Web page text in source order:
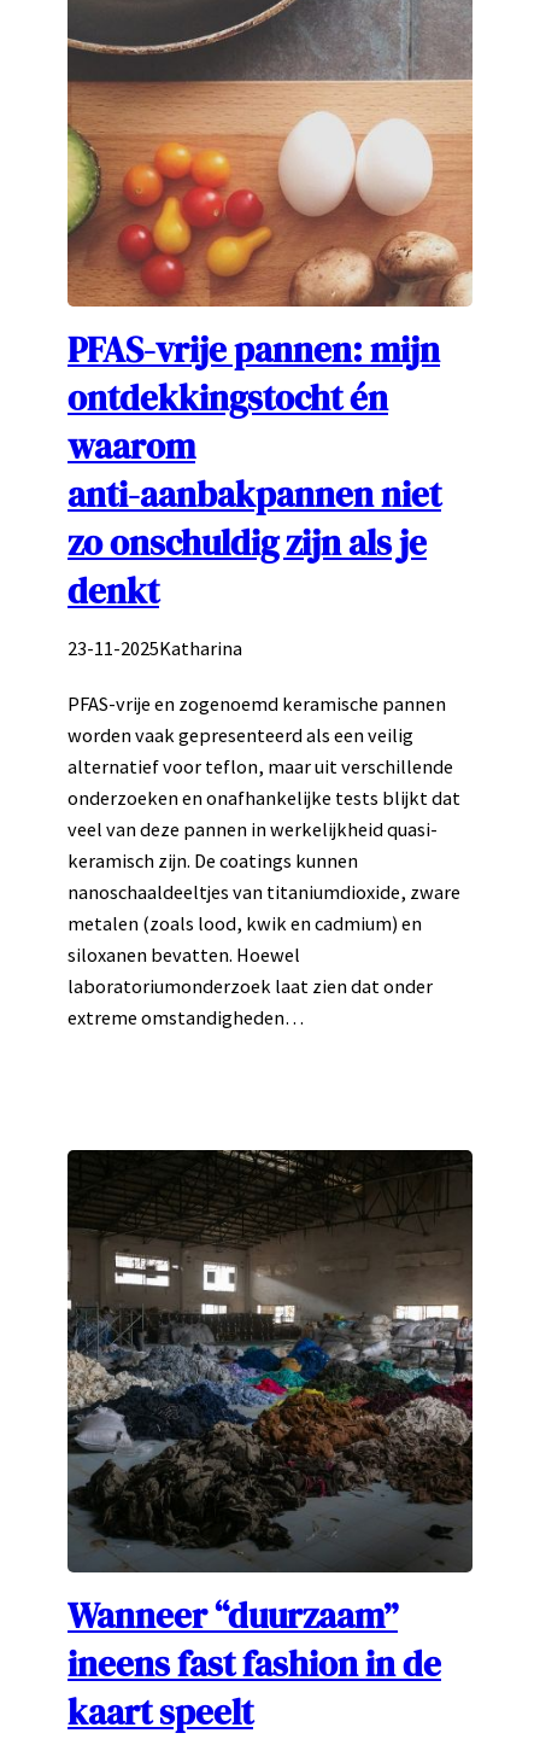
PFAS-vrije pannen: mijn
ontdekkingstocht én
waarom
anti-aanbakpannen niet
zo onschuldig zijn als je
denkt
23-11-2025Katharina
PFAS-vrije en zogenoemd keramische pannen
worden vaak gepresenteerd als een veilig
alternatief voor teflon, maar uit verschillende
onderzoeken en onafhankelijke tests blijkt dat
veel van deze pannen in werkelijkheid quasi-
keramisch zijn. De coatings kunnen
nanoschaaldeeltjes van titaniumdioxide, zware
metalen (zoals lood, kwik en cadmium) en
siloxanen bevatten. Hoewel
laboratoriumonderzoek laat zien dat onder
extreme omstandigheden…
Wanneer “duurzaam”
ineens fast fashion in de
kaart speelt